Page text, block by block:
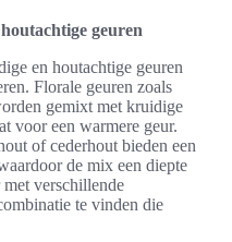
geuren
en houtachtige geuren
Florale geuren zoals
gemixt met kruidige
voor een warmere geur.
of cederhout bieden een
de mix een diepte
verschillende
te vinden die